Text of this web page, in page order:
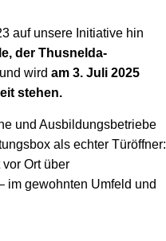
auf unsere Initiative hin
der Thusnelda-
wird am 3. Juli 2025
stehen.
und Ausbildungsbetriebe
als echter Türöffner:
Ort über
im gewohnten Umfeld und